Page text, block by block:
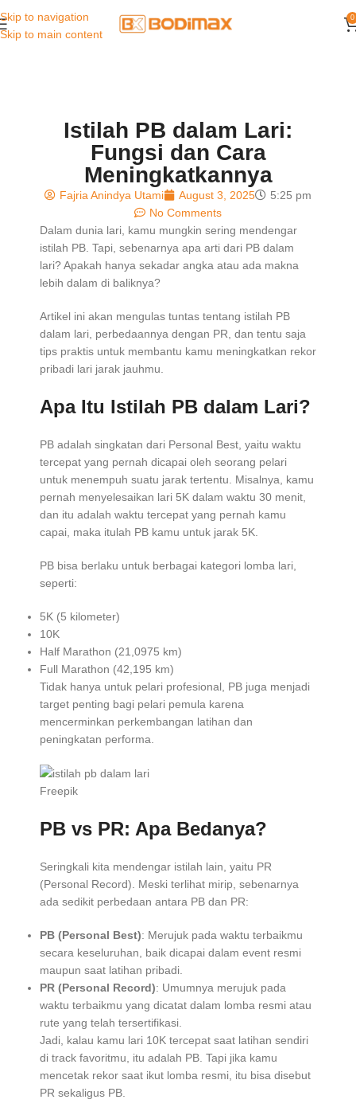
Skip to navigation
Skip to main content
0
Istilah PB dalam Lari:
Fungsi dan Cara
Meningkatkannya
Fajria Anindya Utami August 3, 2025
5:25 pm
No Comments
Dalam dunia lari, kamu mungkin sering mendengar
istilah PB. Tapi, sebenarnya apa arti dari PB dalam
lari? Apakah hanya sekadar angka atau ada makna
lebih dalam di baliknya?
Artikel ini akan mengulas tuntas tentang istilah PB
dalam lari, perbedaannya dengan PR, dan tentu saja
tips praktis untuk membantu kamu meningkatkan rekor
pribadi lari jarak jauhmu.
Apa Itu Istilah PB dalam Lari?
PB adalah singkatan dari Personal Best, yaitu waktu
tercepat yang pernah dicapai oleh seorang pelari
untuk menempuh suatu jarak tertentu. Misalnya, kamu
pernah menyelesaikan lari 5K dalam waktu 30 menit,
dan itu adalah waktu tercepat yang pernah kamu
capai, maka itulah PB kamu untuk jarak 5K.
PB bisa berlaku untuk berbagai kategori lomba lari,
seperti:
5K (5 kilometer)
10K
Half Marathon (21,0975 km)
Full Marathon (42,195 km)
Tidak hanya untuk pelari profesional, PB juga menjadi
target penting bagi pelari pemula karena
mencerminkan perkembangan latihan dan
peningkatan performa.
Freepik
PB vs PR: Apa Bedanya?
Seringkali kita mendengar istilah lain, yaitu PR
(Personal Record). Meski terlihat mirip, sebenarnya
ada sedikit perbedaan antara PB dan PR:
PB (Personal Best): Merujuk pada waktu terbaikmu
secara keseluruhan, baik dicapai dalam event resmi
maupun saat latihan pribadi.
PR (Personal Record): Umumnya merujuk pada
waktu terbaikmu yang dicatat dalam lomba resmi atau
rute yang telah tersertifikasi.
Jadi, kalau kamu lari 10K tercepat saat latihan sendiri
di track favoritmu, itu adalah PB. Tapi jika kamu
mencetak rekor saat ikut lomba resmi, itu bisa disebut
PR sekaligus PB.